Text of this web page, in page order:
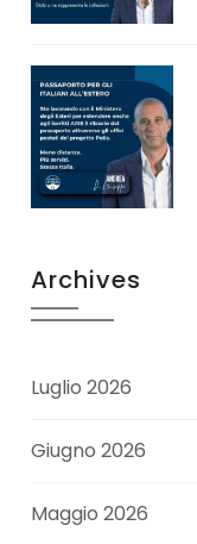
Archives
Luglio 2026
Giugno 2026
Maggio 2026